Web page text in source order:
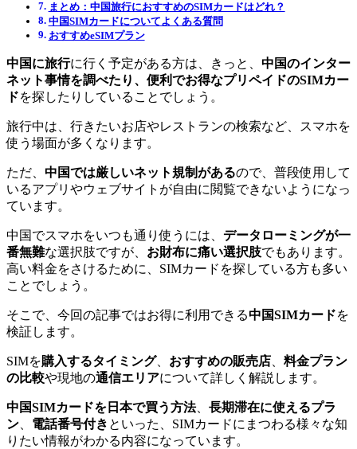
まとめ：中国旅行におすすめのSIMカードはどれ？
中国SIMカードについてよくある質問
おすすめeSIMプラン
中国に旅行に行く予定がある方は、きっと、 中国のインター
ネット事情を調べたり、便利でお得なプリペイドのSIMカー
ドを探したりしていることでしょう。
旅行中は、行きたいお店やレストランの検索など、スマホを
使う場面が多くなります。
ただ、 中国では厳しいネット規制があるので、普段使用して
いるアプリやウェブサイトが自由に閲覧できないようになっ
ています。
中国でスマホをいつも通り使うには、 データローミングが一
番無難な選択肢ですが、 お財布に痛い選択肢でもあります。
高い料金をさけるために、SIMカードを探している方も多い
ことでしょう。
そこで、今回の記事ではお得に利用できる中国SIMカードを
検証します。
SIMを購入するタイミング、 おすすめの販売店
料金プラン
の比較や現地の通信エリアについて詳しく解説します。
中国SIMカードを日本で買う方法、 長期滞在に使えるプラ
ン
電話番号付き といった、SIMカードにまつわる様々な知
りたい情報がわかる内容になっています。